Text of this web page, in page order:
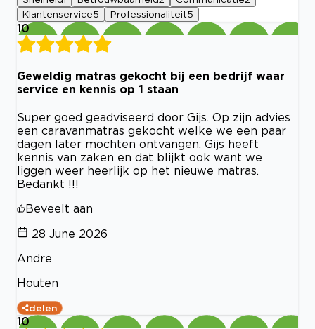
Klantenservice5 Professionaliteit5
10
Geweldig matras gekocht bij een bedrijf waar
service en kennis op 1 staan
Super goed geadviseerd door Gijs. Op zijn advies
een caravanmatras gekocht welke we een paar
dagen later mochten ontvangen. Gijs heeft
kennis van zaken en dat blijkt ook want we
liggen weer heerlijk op het nieuwe matras.
Bedankt !!!
Beveelt aan
28 June 2026
Andre
Houten
delen
10